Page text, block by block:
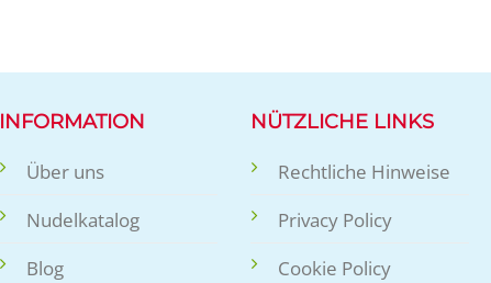
INFORMATION
Über uns
Nudelkatalog
Blog
NÜTZLICHE LINKS
Rechtliche Hinweise
Privacy Policy
Cookie Policy